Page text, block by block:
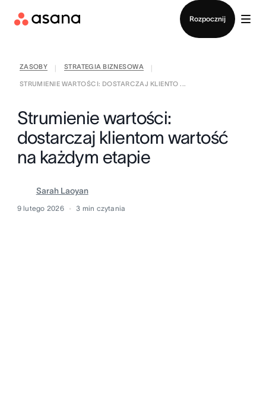
Rozpocznij
ZASOBY STRATEGIA BIZNESOWA
STRUMIENIE WARTOŚCI: DOSTARCZAJ KLIENTO ...
Strumienie wartości:
dostarczaj klientom wartość
na każdym etapie
Sarah Laoyan
9 lutego 2026 3 min czytania